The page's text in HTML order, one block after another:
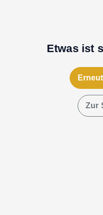
Etwas ist
Zur